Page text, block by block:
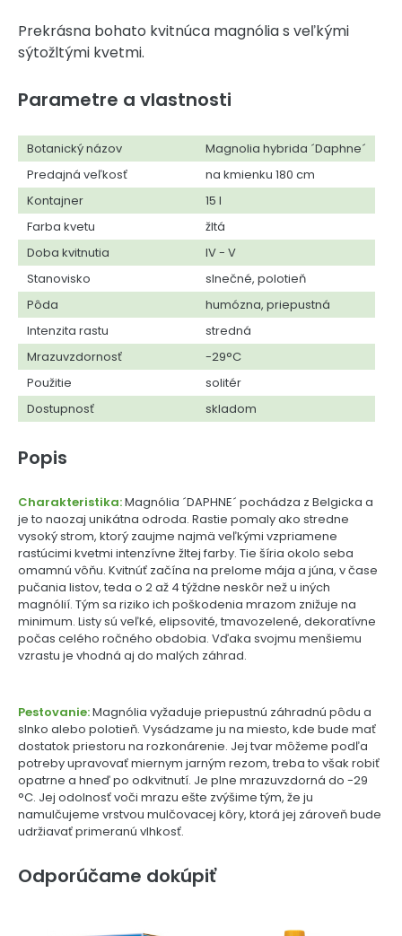
Prekrásna bohato kvitnúca magnólia s veľkými
sýtožltými kvetmi.
Parametre a vlastnosti
Botanický názov
Magnolia hybrida ´Daphne´
Predajná veľkosť
na kmienku 180 cm
Kontajner
15 l
Farba kvetu
žltá
Doba kvitnutia
IV - V
Stanovisko
slnečné, polotieň
Pôda
humózna, priepustná
Intenzita rastu
stredná
Mrazuvzdornosť
-29°C
Použitie
solitér
Dostupnosť
skladom
Popis
Charakteristika:Magnólia ´DAPHNE´ pochádza z Belgicka a
je to naozaj unikátna odroda. Rastie pomaly ako stredne
vysoký strom, ktorý zaujme najmä veľkými vzpriamene
rastúcimi kvetmi intenzívne žltej farby. Tie šíria okolo seba
omamnú vôňu. Kvitnúť začína na prelome mája a júna, v čase
pučania listov, teda o 2 až 4 týždne neskôr než u iných
magnólií. Tým sa riziko ich poškodenia mrazom znižuje na
minimum. Listy sú veľké, elipsovité, tmavozelené, dekoratívne
počas celého ročného obdobia. Vďaka svojmu menšiemu
vzrastu je vhodná aj do malých záhrad.
Pestovanie:Magnólia vyžaduje priepustnú záhradnú pôdu a
slnko alebo polotieň. Vysádzame ju na miesto, kde bude mať
dostatok priestoru na rozkonárenie. Jej tvar môžeme podľa
potreby upravovať miernym jarným rezom, treba to však robiť
opatrne a hneď po odkvitnutí. Je plne mrazuvzdorná do -29
°C. Jej odolnosť voči mrazu ešte zvýšime tým, že ju
namulčujeme vrstvou mulčovacej kôry, ktorá jej zároveň bude
udržiavať primeranú vlhkosť.
Odporúčame dokúpiť